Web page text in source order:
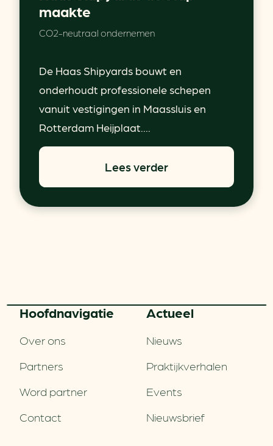
maakte
CO2-neutraal ondernemen
De Haas Shipyards bouwt en
onderhoudt professionele schepen
vanuit vestigingen in Maassluis en
Rotterdam Heijplaat....
Lees verder
Hoofd­navigatie
Over ons
Partners
Word partner
Contact
Actueel
Nieuws
Praktijkverhalen
Events
Nieuwsbrief